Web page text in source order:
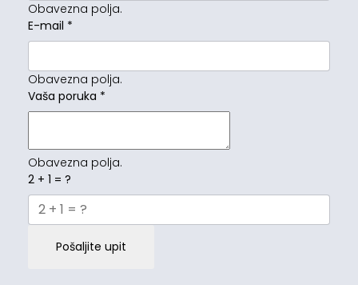
Obavezna polja.
E-mail *
Obavezna polja.
Vaša poruka *
Obavezna polja.
2 + 1 = ?
Pošaljite upit